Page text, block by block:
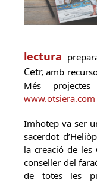
lectura
Cetr, amb
Més
www.otsiera.com
Imhotep va ser
sacerdot
la creació de
conseller del
de totes les